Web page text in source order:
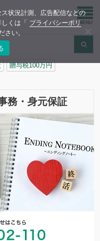
検
贈与税100万円
務・身元保証
状況計測、広告配信などの
くは「 プライバシーポリ
さい。